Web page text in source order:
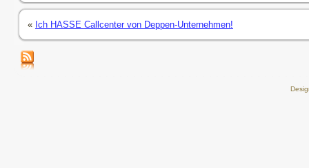
« Ich HASSE Callcenter von Deppen-Unternehmen!